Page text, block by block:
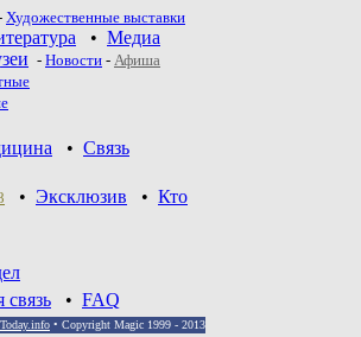
Художественные выставки
• Медиа
- Новости - Афиша
• Связь
• Эксклюзив • Кто
связь • FAQ
• Copyright Magic 1999 - 2013